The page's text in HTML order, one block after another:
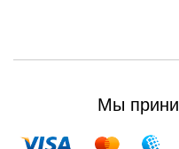
Мы